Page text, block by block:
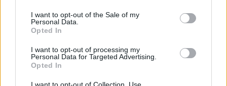
I want to opt-out of the Sale of my
Personal Data.
Opted In
I want to opt-out of processing my
Personal Data for Targeted Advertising.
Opted In
Vignetta del 04/08/2026